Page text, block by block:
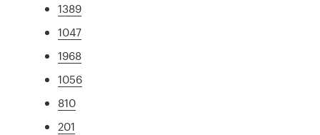
1389
1047
1968
1056
810
201